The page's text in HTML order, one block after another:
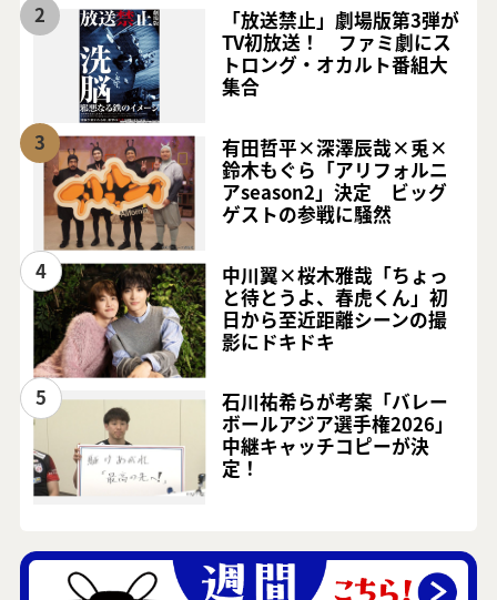
2
「放送禁止」劇場版第3弾が
TV初放送！ ファミ劇にス
トロング・オカルト番組大
集合
3
有田哲平×深澤辰哉×兎×
鈴木もぐら「アリフォルニ
アseason2」決定 ビッグ
ゲストの参戦に騒然
4
中川翼×桜木雅哉「ちょっ
と待とうよ、春虎くん」初
日から至近距離シーンの撮
影にドキドキ
5
石川祐希らが考案「バレー
ボールアジア選手権2026」
中継キャッチコピーが決
定！